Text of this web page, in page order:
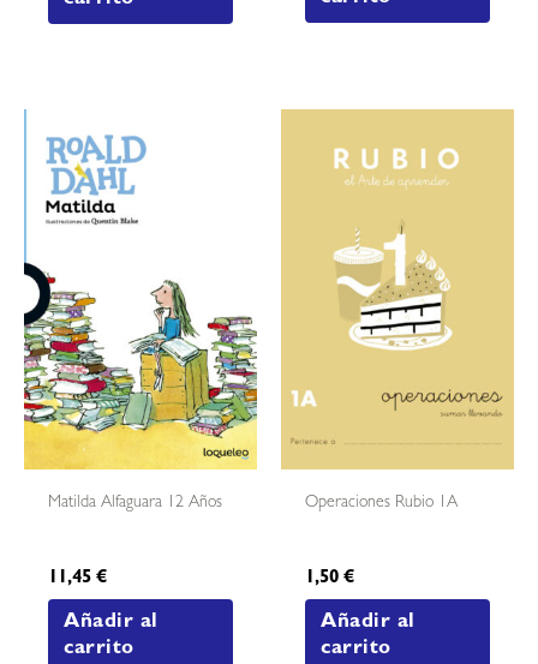
Matilda Alfaguara 12 Años
11,45€
Añadir al
carrito
Operaciones Rubio 1A
1,50€
Añadir al
carrito